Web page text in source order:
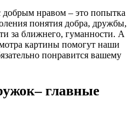
нравом – это попытка
понятия добра, дружбы,
за ближнего, гуманности. А
картины помогут наши
понравится вашему
главные